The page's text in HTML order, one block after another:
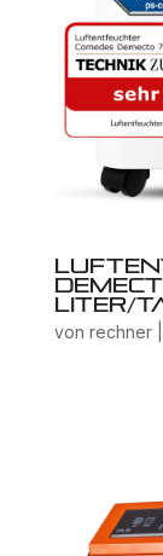
Liter/
von rechner|